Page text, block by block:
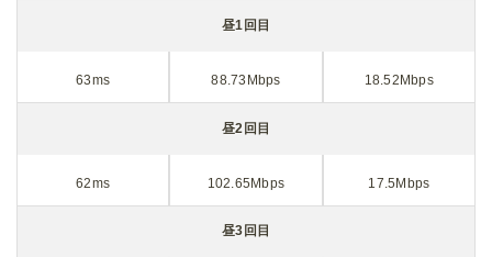
昼1回目
63ms 88.73Mbps 18.52Mbps
昼2回目
62ms 102.65Mbps 17.5Mbps
昼3回目